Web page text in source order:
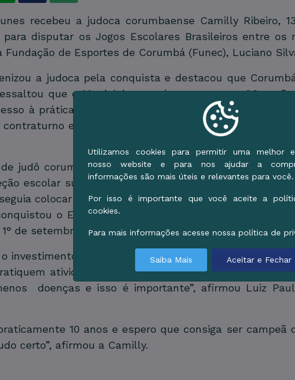
recebeu a judoca corumbaense Camilly Ribeiro,
disputar os Jogos Escolares Brasileiros entre os
de Esportes de Corumbá (Funec), Luciano
a judoca pela conquista e destacou que
que o Município mantém o programa
à prática de atividades esportivas e
escolar com o acompanhamento
judô corumbaense, Luiz Paulo Ribeiro - que
escolar sul-mato-grossense há pelo menos duas
colocar um atleta do judô de Corumbá dentro
o Estadual Escolar e garantiu vaga para
de setembro, que vale vaga para o Sul-Americano
investimento que a Prefeitura faz no esporte.
atividade física e fiquem menos doente. Ao
doenças e isso é importante”, afirmou Luiz
10 anos e espero que consiga ser
certo”, afirmou a Camilly.
Utilizamos cookies para permitir uma melhor
nosso website e para nos ajudar a
informações são mais úteis e relevantes para você.
Por isso é importante que você aceite a
cookies.
Para mais informações acesse nossa política de
Saiba Mais Aceitar e Fechar